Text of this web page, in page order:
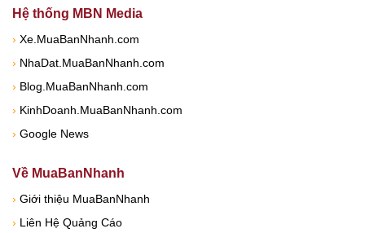
Hệ thống MBN Media
› Xe.MuaBanNhanh.com
› NhaDat.MuaBanNhanh.com
› Blog.MuaBanNhanh.com
› KinhDoanh.MuaBanNhanh.com
› Google News
Về MuaBanNhanh
› Giới thiệu MuaBanNhanh
› Liên Hệ Quảng Cáo